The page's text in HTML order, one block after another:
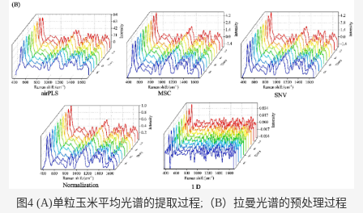
图4 (A)单粒玉米平均光谱的提取过程;（B）拉曼光谱的预处理过程